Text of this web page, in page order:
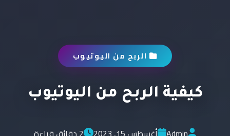
الربح من اليوتيوب
كيفية الربح من اليوتيوب